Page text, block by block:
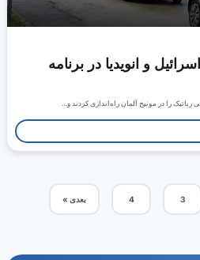
و انویدیا در برنامه
رباتیک را در مونیخ آلمان راه‌اندازی کردند و…
3
4 بعدی »